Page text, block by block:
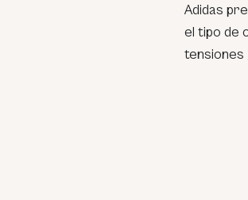
Adidas
el tipo de
tensiones